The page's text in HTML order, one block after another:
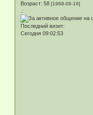
Возраст: 58 [1968-06-16]
.:
Последний визит:
Сегодня 09:02:53